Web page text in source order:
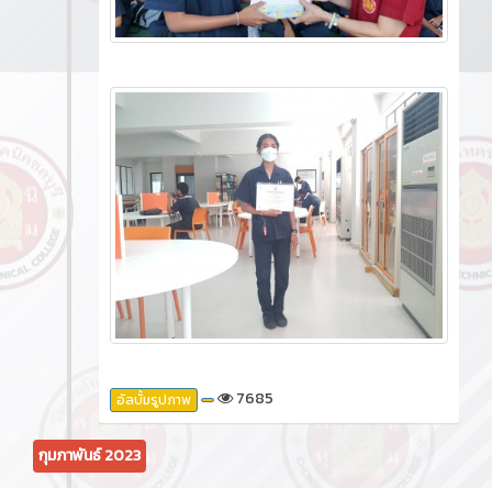
อัลบั้มรูปภาพ 7685
กุมภาพันธ์ 2023